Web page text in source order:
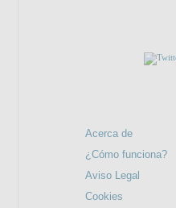
Acerca de
¿Cómo funciona?
Aviso Legal
Cookies